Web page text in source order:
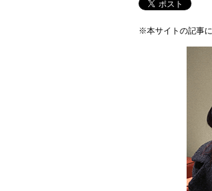
※本サイトの記事